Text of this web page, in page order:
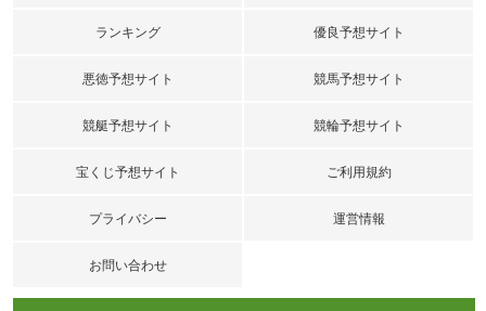
ランキング 優良予想サイト
悪徳予想サイト 競馬予想サイト
競艇予想サイト 競輪予想サイト
宝くじ予想サイト ご利用規約
プライバシー 運営情報
お問い合わせ